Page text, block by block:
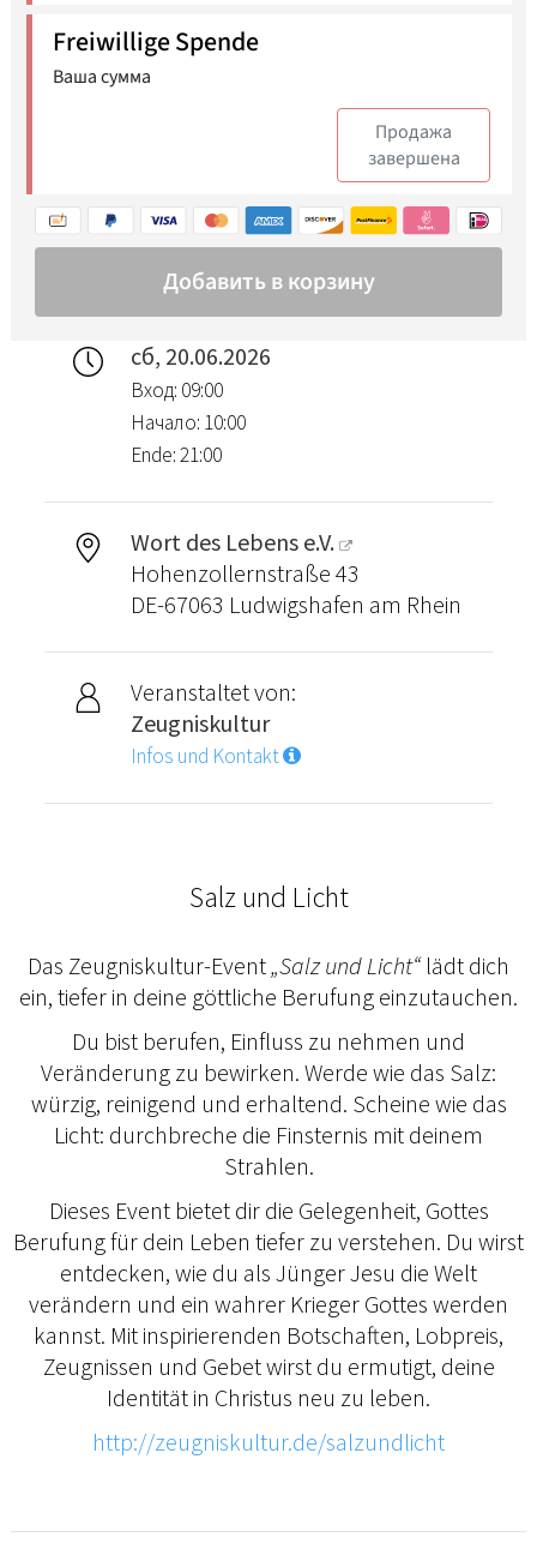
сб, 20.06.2026
Вход: 09:00
Начало: 10:00
Ende: 21:00
Wort des Lebens e.V.
Hohenzollernstraße 43
DE-67063 Ludwigshafen am Rhein
Veranstaltet von:
Zeugniskultur
Infos und Kontakt
Salz und Licht
Das Zeugniskultur-Event„Salz und Licht“lädt dich
ein, tiefer in deine göttliche Berufung einzutauchen.
Du bist berufen, Einfluss zu nehmen und
Veränderung zu bewirken. Werde wie das Salz:
würzig, reinigend und erhaltend. Scheine wie das
Licht: durchbreche die Finsternis mit deinem
Strahlen.
Dieses Event bietet dir die Gelegenheit, Gottes
Berufung für dein Leben tiefer zu verstehen. Du wirst
entdecken, wie du als Jünger Jesu die Welt
verändern und ein wahrer Krieger Gottes werden
kannst. Mit inspirierenden Botschaften, Lobpreis,
Zeugnissen und Gebet wirst du ermutigt, deine
Identität in Christus neu zu leben.
http://zeugniskultur.de/salzundlicht